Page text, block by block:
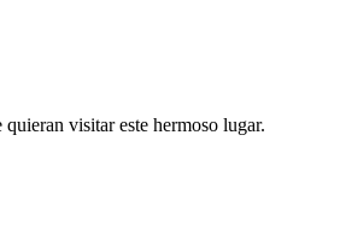
visitar este hermoso lugar.